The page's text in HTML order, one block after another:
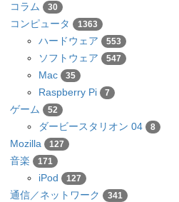
コラム 30
コンピュータ 1363
ハードウェア 553
ソフトウェア 547
Mac 35
Raspberry Pi 7
ゲーム 52
ダービースタリオン 04 8
Mozilla 127
音楽 171
iPod 127
通信／ネットワーク 341